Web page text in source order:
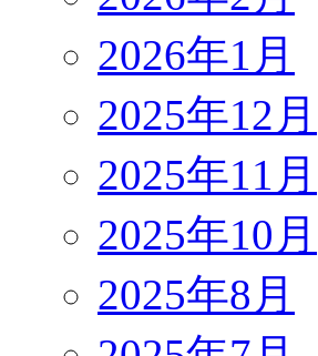
2026年1月
2025年12月
2025年11月
2025年10月
2025年8月